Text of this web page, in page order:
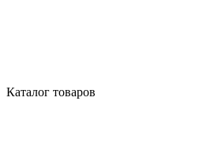
Каталог товаров